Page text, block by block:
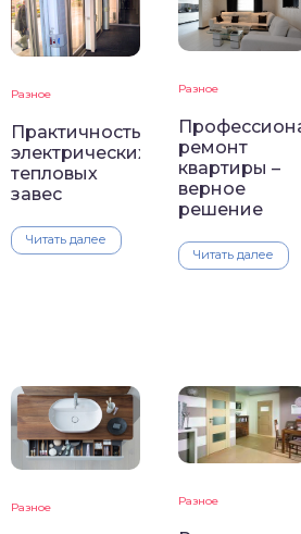
Разное
Практичность
электрических
тепловых
завес
Читать далее
Разное
ремонт
квартиры –
верное
решение
Читать далее
Разное Разное